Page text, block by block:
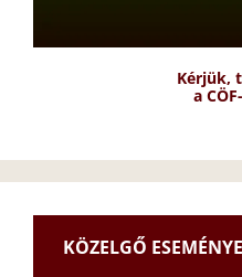
Kérjük,
a
KÖZELGŐ